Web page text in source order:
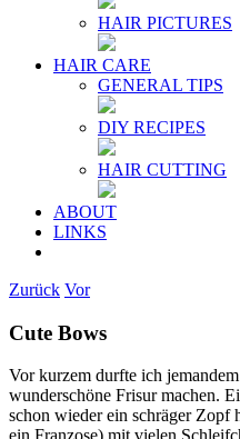
HAIR PICTURES
HAIR CARE
GENERAL TIPS
DIY RECIPES
HAIR CUTTING
ABOUT
LINKS
Zurück Vor
Cute Bows
Vor kurzem durfte ich
wunderschöne Frisur machen.
schon wieder ein schräger Zopf